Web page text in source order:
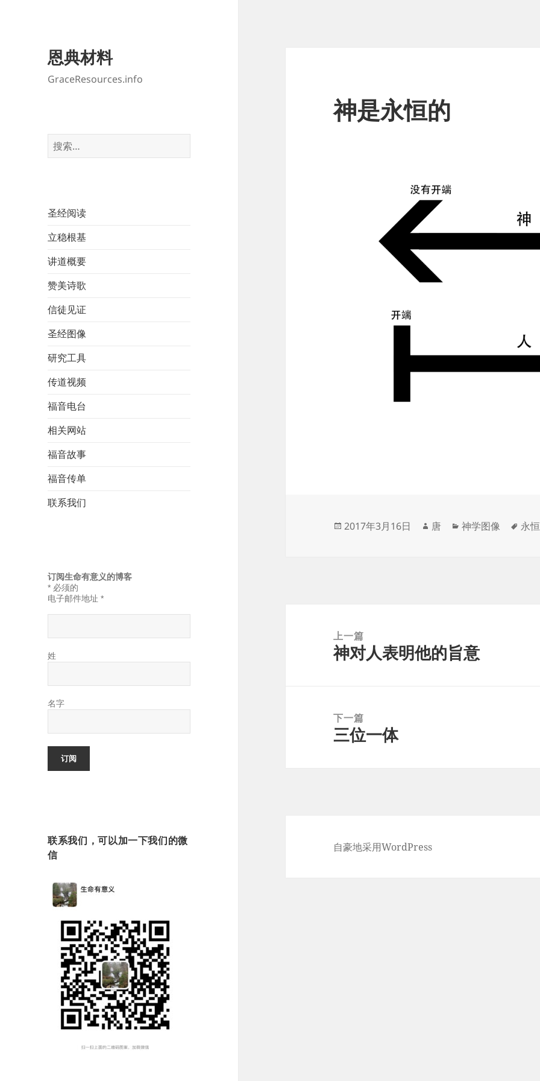
恩典材料
GraceResources.info
搜
索：
圣经阅读
立稳根基
讲道概要
赞美诗歌
信徒见证
圣经图像
研究工具
传道视频
福音电台
相关网站
福音故事
福音传单
联系我们
订阅生命有意义的博客
* 必须的
电子邮件地址*
姓
名字
联系我们，可以加一下我们的微
信
神是永恒的
发
2017年3月16日
作
唐
分
神学图像
标
永恒
上一篇
上
神对人表明他的旨意
下一篇
下
三位一体
自豪地采用WordPress